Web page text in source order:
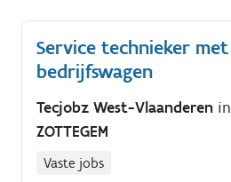
Service technieker met
bedrijfswagen
Tecjobz West-Vlaanderen in
ZOTTEGEM
Vaste jobs